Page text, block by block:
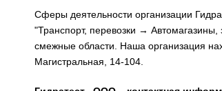
Сферы деятельности организации
"Транспорт, перевозки →
смежные области. Наша организация
Магистральная, 14-104.